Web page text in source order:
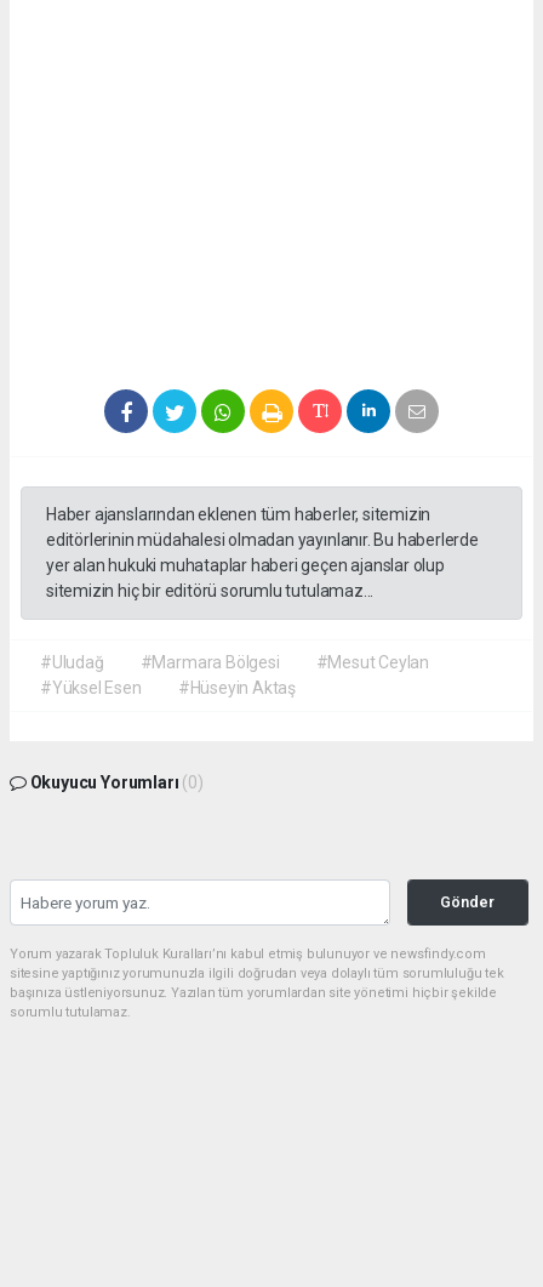
Haber ajanslarından eklenen tüm haberler, sitemizin
editörlerinin müdahalesi olmadan yayınlanır. Bu haberlerde
yer alan hukuki muhataplar haberi geçen ajanslar olup
sitemizin hiç bir editörü sorumlu tutulamaz...
#Uludağ #Marmara Bölgesi
#Mesut Ceylan
#Yüksel Esen
#Hüseyin Aktaş
Okuyucu Yorumları (0)
Gönder
Yorum yazarak Topluluk Kuralları’nı kabul etmiş bulunuyor ve newsfindy.com
sitesine yaptığınız yorumunuzla ilgili doğrudan veya dolaylı tüm sorumluluğu tek
başınıza üstleniyorsunuz. Yazılan tüm yorumlardan site yönetimi hiçbir şekilde
sorumlu tutulamaz.